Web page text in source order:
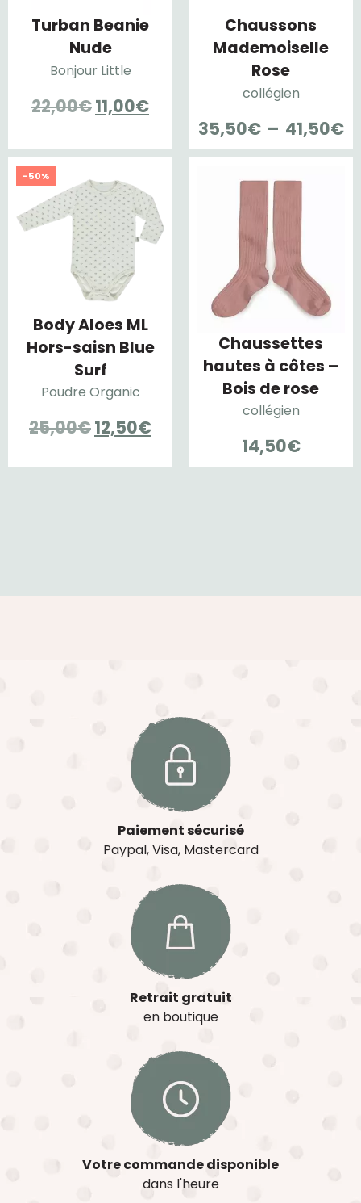
Turban Beanie
Nude
Bonjour Little
22,00€Le
initial
était :
22,00€.
11,00€Le
actuel
11,00€.
Chaussons
Mademoiselle
Rose
collégien
35,50€ – 41,50€
-50%
Body Aloes ML
Hors-saisn Blue
Surf
Poudre Organic
25,00€Le
12,50€Le
Chaussettes
hautes à côtes –
Bois de rose
collégien
14,50€
Paiement sécurisé
Paypal, Visa, Mastercard
Retrait gratuit
en boutique
Votre commande disponible
dans l'heure